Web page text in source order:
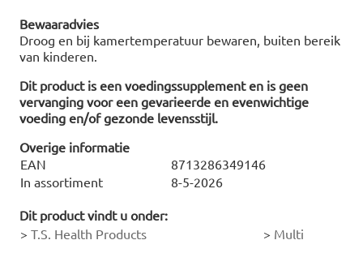
Bewaaradvies
Droog en bij kamertemperatuur bewaren, buiten bereik
van kinderen.
Dit product is een voedingssupplement en is geen
vervanging voor een gevarieerde en evenwichtige
voeding en/of gezonde levensstijl.
Overige informatie
EAN
8713286349146
In assortiment
8-5-2026
Dit product vindt u onder:
> T.S. Health Products > Multi